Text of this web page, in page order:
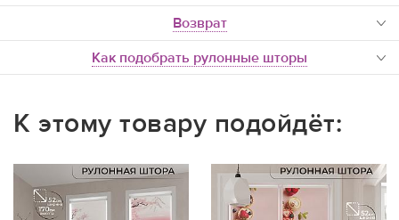
Возврат
Как подобрать рулонные шторы
К этому товару подойдёт: